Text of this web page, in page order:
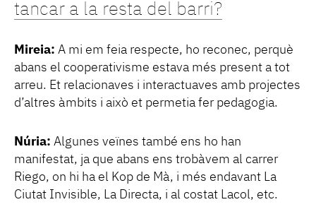
tancar a la resta del barri?
Mireia: A mi em feia respecte, ho reconec, perquè
abans el cooperativisme estava més present a tot
arreu. Et relacionaves i interactuaves amb projectes
d’altres àmbits i això et permetia fer pedagogia.
Núria: Algunes veïnes també ens ho han
manifestat, ja que abans ens trobàvem al carrer
Riego, on hi ha el Kop de Mà, i més endavant La
Ciutat Invisible, La Directa, i al costat Lacol, etc.